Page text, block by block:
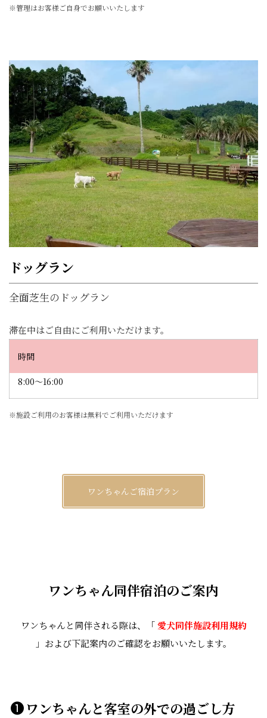
※管理はお客様ご自身でお願いいたします
ドッグラン
全面芝生のドッグラン
滞在中はご自由にご利用いただけます。
時間
8:00～16:00
※施設ご利用のお客様は無料でご利用いただけます
ワンちゃんご宿泊プラン
ワンちゃん同伴宿泊のご案内
ワンちゃんと同伴される際は、「愛犬同伴施設利用規約
」および下記案内のご確認をお願いいたします。
ワンちゃんと客室の外での過ごし方